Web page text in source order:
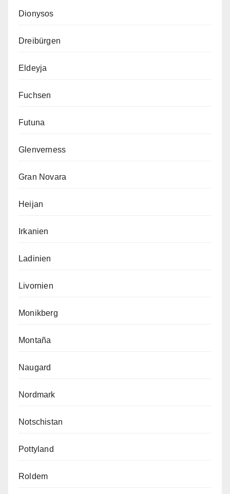
Dionysos
Dreibürgen
Eldeyja
Fuchsen
Futuna
Glenverness
Gran Novara
Heijan
Irkanien
Ladinien
Livornien
Monikberg
Montaña
Naugard
Nordmark
Notschistan
Pottyland
Roldem